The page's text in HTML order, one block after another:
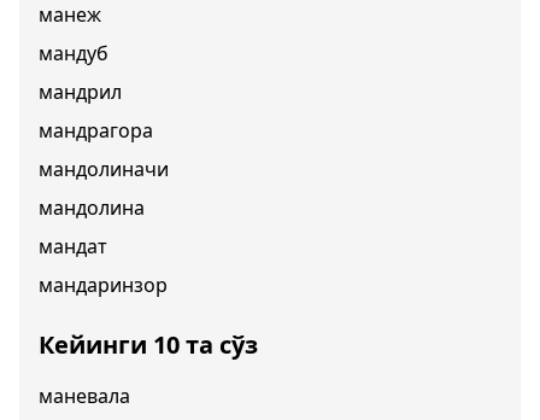
манеж
мандуб
мандрил
мандрагора
мандолиначи
мандолина
мандат
мандаринзор
Кейинги 10 та сўз
маневала